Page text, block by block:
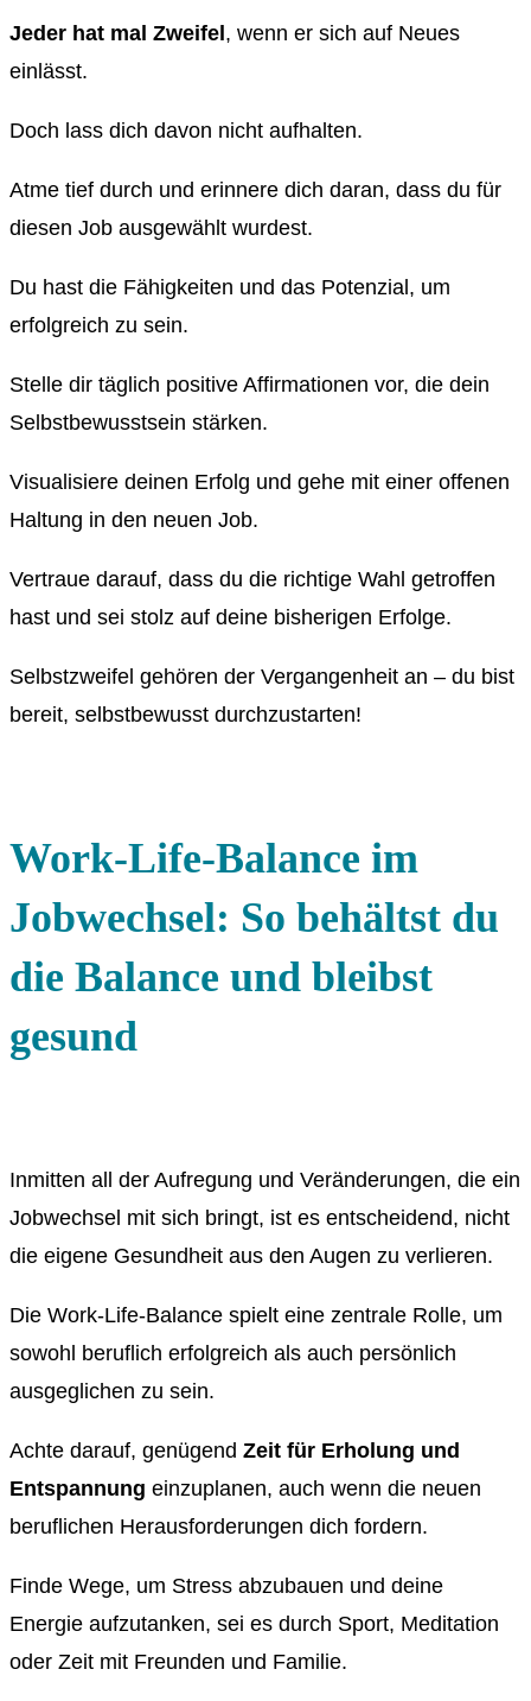
Jeder hat mal Zweifel , wenn er sich auf Neues
einlässt.
Doch lass dich davon nicht aufhalten.
Atme tief durch und erinnere dich daran, dass du für
diesen Job ausgewählt wurdest.
Du hast die Fähigkeiten und das Potenzial, um
erfolgreich zu sein.
Stelle dir täglich positive Affirmationen vor, die dein
Selbstbewusstsein stärken.
Visualisiere deinen Erfolg und gehe mit einer offenen
Haltung in den neuen Job.
Vertraue darauf, dass du die richtige Wahl getroffen
hast und sei stolz auf deine bisherigen Erfolge.
Selbstzweifel gehören der Vergangenheit an – du bist
bereit, selbstbewusst durchzustarten!
Work-Life-Balance im
Jobwechsel: So behältst du
die Balance und bleibst
gesund
Inmitten all der Aufregung und Veränderungen, die ein
Jobwechsel mit sich bringt, ist es entscheidend, nicht
die eigene Gesundheit aus den Augen zu verlieren.
Die Work-Life-Balance spielt eine zentrale Rolle, um
sowohl beruflich erfolgreich als auch persönlich
ausgeglichen zu sein.
Achte darauf, genügend Zeit für Erholung und
Entspannung einzuplanen, auch wenn die neuen
beruflichen Herausforderungen dich fordern.
Finde Wege, um Stress abzubauen und deine
Energie aufzutanken, sei es durch Sport, Meditation
oder Zeit mit Freunden und Familie.